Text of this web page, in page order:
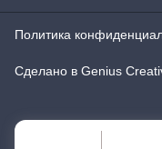
Политика
Сделано в Genius